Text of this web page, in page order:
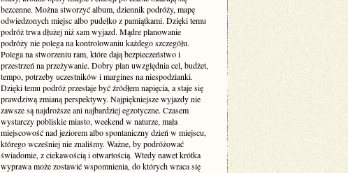
bezcenne. Można stworzyć album, dziennik podróży, mapę
odwiedzonych miejsc albo pudełko z pamiątkami. Dzięki temu
podróż trwa dłużej niż sam wyjazd. Mądre planowanie
podróży nie polega na kontrolowaniu każdego szczegółu.
Polega na stworzeniu ram, które dają bezpieczeństwo i
przestrzeń na przeżywanie. Dobry plan uwzględnia cel, budżet,
tempo, potrzeby uczestników i margines na niespodzianki.
Dzięki temu podróż przestaje być źródłem napięcia, a staje się
prawdziwą zmianą perspektywy. Najpiękniejsze wyjazdy nie
zawsze są najdroższe ani najbardziej egzotyczne. Czasem
wystarczy pobliskie miasto, weekend w naturze, mała
miejscowość nad jeziorem albo spontaniczny dzień w miejscu,
którego wcześniej nie znaliśmy. Ważne, by podróżować
świadomie, z ciekawością i otwartością. Wtedy nawet krótka
wyprawa może zostawić wspomnienia, do których wraca się